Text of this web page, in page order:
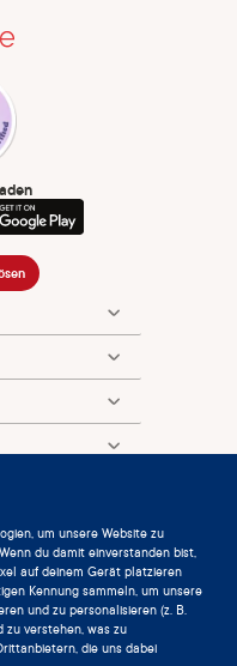
um unsere Website zu
du damit einverstanden bist,
auf deinem Gerät platzieren
Kennung sammeln, um unsere
und zu personalisieren (z. B.
verstehen, was zu
die uns dabei